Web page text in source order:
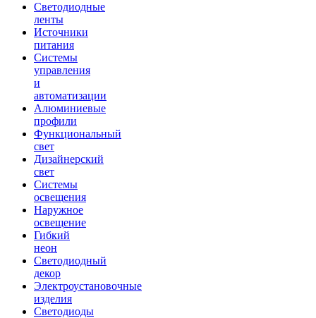
Светодиодные
ленты
Источники
питания
Системы
управления
и
автоматизации
Алюминиевые
профили
Функциональный
свет
Дизайнерский
свет
Системы
освещения
Наружное
освещение
Гибкий
неон
Светодиодный
декор
Электроустановочные
изделия
Светодиоды